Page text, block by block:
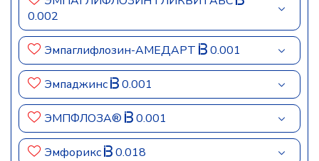
0.002
Эмпаглифлозин-АМЕДАРТ 0.001
Эмпаджинс 0.001
ЭМПФЛОЗА® 0.001
Эмфорикс 0.018